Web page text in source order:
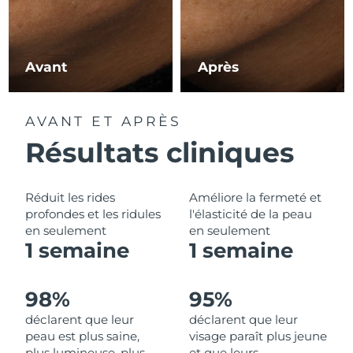
Avant Après
AVANT ET APRÈS
Résultats cliniques
Réduit les rides
profondes et les ridules
en seulement
1 semaine
Améliore la fermeté et
l'élasticité de la peau
en seulement
1 semaine
98%
déclarent que leur
peau est plus saine,
95%
déclarent que leur
visage paraît plus jeune
Philippines Livraison estimée
Pologne Livraison estimée
Porto Rico Livraison estimée
La Réunion Livraison estimée8/13/26
Roumanie Livraison estimée8/8/26
Russie Livraison estimée
Arabie saoudite Livraison estimée